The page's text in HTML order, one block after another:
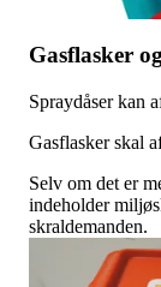
Gasflasker
Spraydåser kan
Gasflasker skal
Selv om det er
indeholder
skraldemanden.